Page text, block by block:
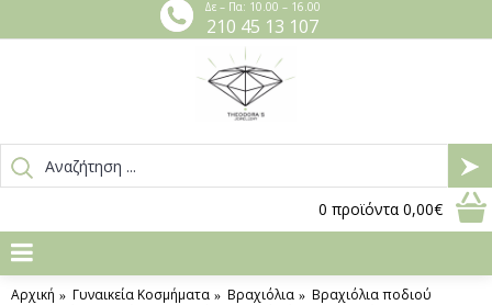
Δε – Πα: 10.00 – 16.00
210 45 13 107
0 προϊόντα 0,00€
Αρχική Γυναικεία Κοσμήματα Βραχιόλια
Βραχιόλια ποδιού